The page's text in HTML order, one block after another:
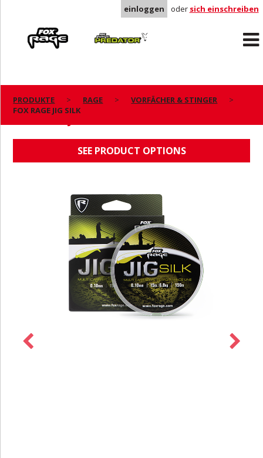
einloggen oder sich einschreiben
Predator
PRODUKTE RAGE
VORFÄCHER & STINGER
FOX RAGE JIG SILK
SEE PRODUCT OPTIONS